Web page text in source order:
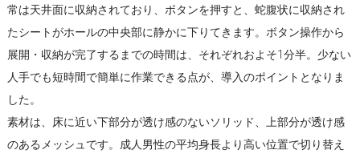
常は天井面に収納されており、ボタンを押すと、蛇腹状に収納され
たシートがホールの中央部に静かに下りてきます。ボタン操作から
展開・収納が完了するまでの時間は、それぞれおよそ1分半。少ない
人手でも短時間で簡単に作業できる点が、導入のポイントとなりま
した。
素材は、床に近い下部分が透け感のないソリッド、上部分が透け感
のあるメッシュです。成人男性の平均身長より高い位置で切り替え